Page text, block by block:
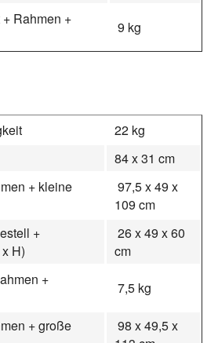
Rahmen +
9 kg
22 kg
84 x 31 cm
+ kleine
97,5 x 49 x
109 cm
+
H)
26 x 49 x 60
cm
+
7,5 kg
+ große
98 x 49,5 x